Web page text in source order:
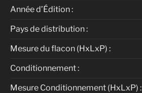
Année d’Édition :
Pays de distribution :
Mesure du flacon (HxLxP) :
Conditionnement :
Mesure Conditionnement (HxLxP) :